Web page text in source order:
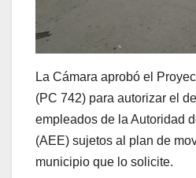
La Cámara aprobó el
(PC 742) para autorizar el
empleados de la Autoridad
(AEE) sujetos al plan de
municipio que lo solicite.